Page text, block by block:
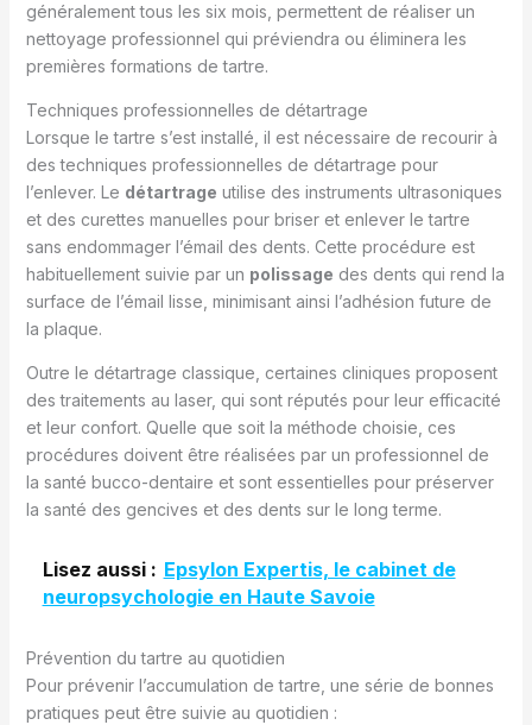
généralement tous les six mois, permettent de réaliser un
nettoyage professionnel qui préviendra ou éliminera les
premières formations de tartre.
Techniques professionnelles de détartrage
Lorsque le tartre s’est installé, il est nécessaire de recourir à
des techniques professionnelles de détartrage pour
l’enlever. Le détartrage utilise des instruments ultrasoniques
et des curettes manuelles pour briser et enlever le tartre
sans endommager l’émail des dents. Cette procédure est
habituellement suivie par un polissage des dents qui rend la
surface de l’émail lisse, minimisant ainsi l’adhésion future de
la plaque.
Outre le détartrage classique, certaines cliniques proposent
des traitements au laser, qui sont réputés pour leur efficacité
et leur confort. Quelle que soit la méthode choisie, ces
procédures doivent être réalisées par un professionnel de
la santé bucco-dentaire et sont essentielles pour préserver
la santé des gencives et des dents sur le long terme.
Lisez aussi : Epsylon Expertis, le cabinet de
neuropsychologie en Haute Savoie
Prévention du tartre au quotidien
Pour prévenir l’accumulation de tartre, une série de bonnes
pratiques peut être suivie au quotidien :